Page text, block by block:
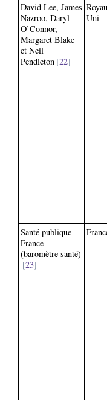
David Lee, James
Nazroo, Daryl
O’Connor,
Margaret Blake
et Neil
Pendleton 22
Uni
Santé publique
France
(baromètre santé)
23